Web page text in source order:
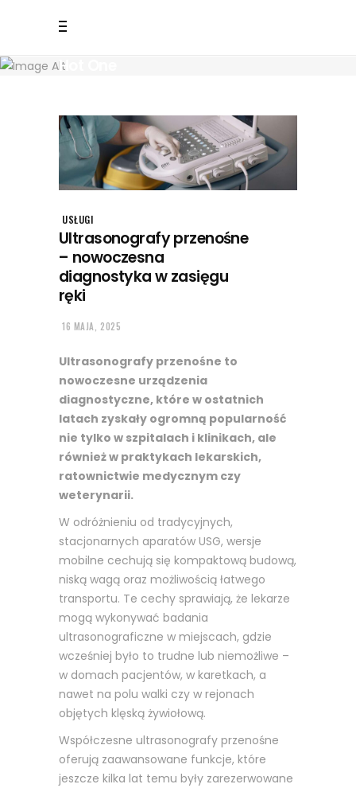
Hot One
USŁUGI
Ultrasonografy przenośne
– nowoczesna
diagnostyka w zasięgu
ręki
16 MAJA, 2025
Ultrasonografy przenośne to
nowoczesne urządzenia
diagnostyczne, które w ostatnich
latach zyskały ogromną popularność
nie tylko w szpitalach i klinikach, ale
również w praktykach lekarskich,
ratownictwie medycznym czy
weterynarii.
W odróżnieniu od tradycyjnych,
stacjonarnych aparatów USG, wersje
mobilne cechują się kompaktową budową,
niską wagą oraz możliwością łatwego
transportu. Te cechy sprawiają, że lekarze
mogą wykonywać badania
ultrasonograficzne w miejscach, gdzie
wcześniej było to trudne lub niemożliwe –
w domach pacjentów, w karetkach, a
nawet na polu walki czy w rejonach
objętych klęską żywiołową.
Współczesne ultrasonografy przenośne
oferują zaawansowane funkcje, które
jeszcze kilka lat temu były zarezerwowane